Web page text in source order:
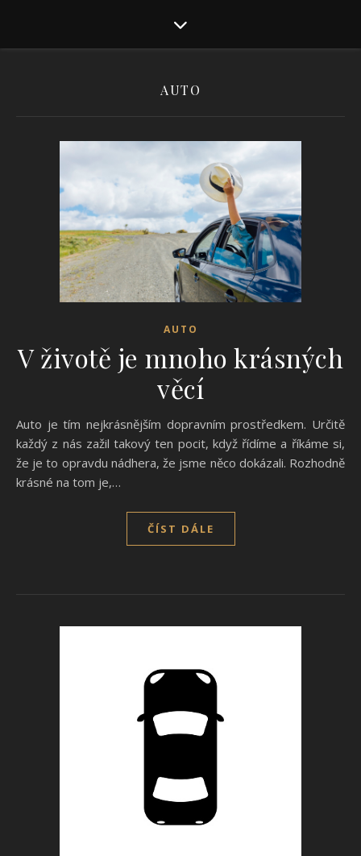
AUTO
AUTO
V životě je mnoho krásných
věcí
Auto je tím nejkrásnějším dopravním prostředkem. Určitě
každý z nás zažil takový ten pocit, když řídíme a říkáme si,
že je to opravdu nádhera, že jsme něco dokázali. Rozhodně
krásné na tom je,…
ČÍST DÁLE